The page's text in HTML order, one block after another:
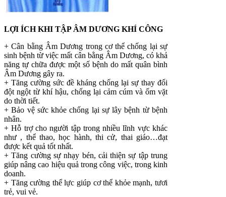
LỢI ÍCH KHI TẬP ÂM DƯƠNG KHÍ CÔNG
+ Cân bằng Âm Dương trong cơ thể chống lại sự
sinh bệnh từ việc mất cân bằng Âm Dương, có khả
năng tự chữa được một số bệnh do mất quân bình
Âm Dương gây ra.
+ Tăng cường sức đề kháng chống lại sự thay đổi
đột ngột từ khí hậu, chống lại cảm cúm và ốm vặt
do thời tiết.
+ Bảo vệ sức khỏe chống lại sự lây bệnh từ bệnh
nhân.
+ Hỗ trợ cho người tập trong nhiều lĩnh vực khác
như , thể thao, học hành, thi cử, thai giáo…đạt
được kết quả tốt nhất.
+ Tăng cường sự nhạy bén, cải thiện sự tập trung
giúp nâng cao hiệu quả trong công việc, trong kinh
doanh.
+ Tăng cường thể lực giúp cơ thể khỏe mạnh, tươi
trẻ, vui vẻ.